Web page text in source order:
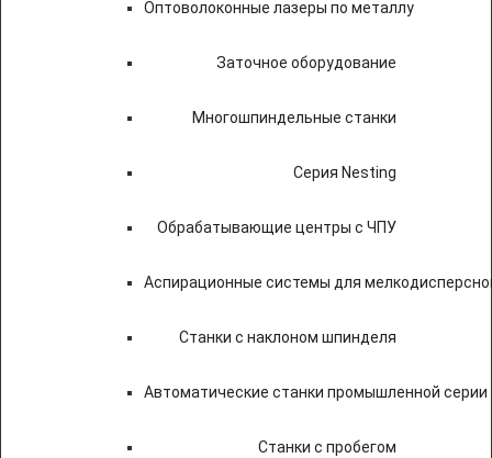
Оптоволоконные лазеры по металлу
Заточное оборудование
Многошпиндельные станки
Серия Nesting
Обрабатывающие центры с ЧПУ
Аспирационные системы для
Станки с наклоном шпинделя
Автоматические станки промышленной серии
Станки с пробегом